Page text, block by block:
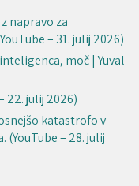
napravo za
– 31. julij 2026)
moč | Yuval
22. julij 2026)
katastrofo v
(YouTube – 28. julij